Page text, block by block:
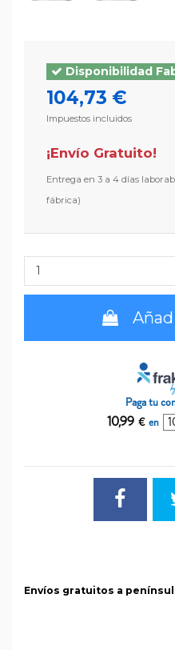
Disponibilidad
104,73 €
Impuestos incluidos
¡Envío Gratuito!
3 a 4 días
fábrica)
Paga tu
10,99 € en
Envíos gratuitos a